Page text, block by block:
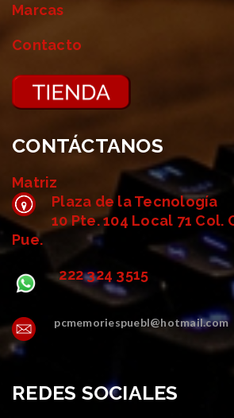
Marcas
Contacto
CONTÁCTANOS
Matriz
Plaza de la Tecnología
10 Pte. 104 Local 71 Col.
Pue.
222 324 3515
pcmemoriespuebl@hotmail.com
REDES SOCIALES